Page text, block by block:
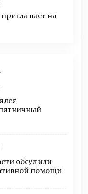
на
обсудили
помощи